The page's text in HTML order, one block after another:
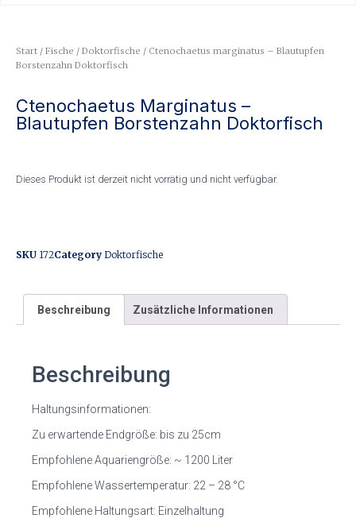
Start / Fische / Doktorfische / Ctenochaetus marginatus – Blautupfen
Borstenzahn Doktorfisch
Ctenochaetus Marginatus –
Blautupfen Borstenzahn Doktorfisch
Dieses Produkt ist derzeit nicht vorrätig und nicht verfügbar.
SKU 172Category Doktorfische
Beschreibung Zusätzliche Informationen
Beschreibung
Haltungsinformationen:
Zu erwartende Endgröße: bis zu 25cm
Empfohlene Aquariengröße: ~ 1200 Liter
Empfohlene Wassertemperatur: 22 – 28 °C
Empfohlene Haltungsart: Einzelhaltung